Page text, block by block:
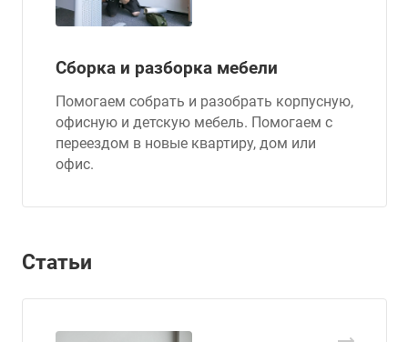
Сборка и разборка мебели
Помогаем собрать и разобрать корпусную,
офисную и детскую мебель. Помогаем с
переездом в новые квартиру, дом или
офис.
Статьи